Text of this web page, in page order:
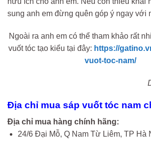
sung anh em đừng quên góp ý ngay với
Ngoài ra anh em có thể tham khảo rất
vuốt tóc tạo kiểu tại đây: https://
vuot-toc-nam/
Địa chỉ mua sáp vuốt tóc nam
Địa chỉ mua hàng chính hãng:
24/6 Đại Mỗ, Q Nam Từ Liêm, TP Hà